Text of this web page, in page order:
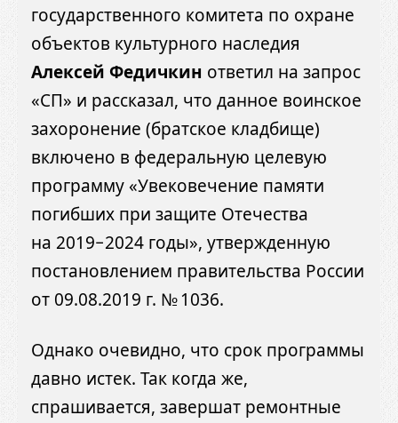
государственного комитета по охране
объектов культурного наследия
Алексей Федичкин ответил на запрос
«СП» и рассказал, что данное воинское
захоронение (братское кладбище)
включено в федеральную целевую
программу «Увековечение памяти
погибших при защите Отечества
на 2019−2024 годы», утвержденную
постановлением правительства России
от 09.08.2019 г. № 1036.
Однако очевидно, что срок программы
давно истек. Так когда же,
спрашивается, завершат ремонтные